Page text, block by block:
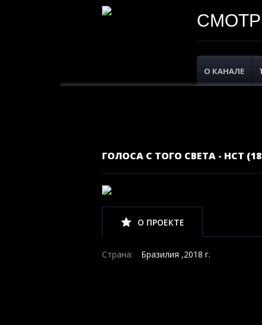
О КАНАЛЕ
ГОЛОСА С ТОГО СВЕТА - НСТ
О ПРОЕКТЕ
Страна: Бразилия ,2018 г.